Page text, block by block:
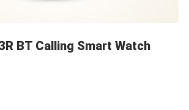
BT Calling Smart Watch